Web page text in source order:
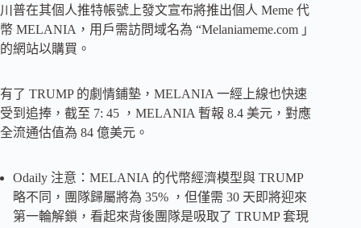
川普在其個人推特帳號上發文宣布將推出個人 Meme 代
幣 MELANIA，用戶需訪問域名為 “Melaniameme.com 」
的網站以購買。
有了 TRUMP 的劇情鋪墊，MELANIA 一經上線也快速
受到追捧，截至 7: 45 ，MELANIA 暫報 8.4 美元，對應
全流通估值為 84 億美元。
Odaily 注意：MELANIA 的代幣經濟模型與 TRUMP
略不同，團隊歸屬將為 35% ，但僅需 30 天即將迎來
第一輪解鎖，看起來背後團隊是吸取了 TRUMP 套現